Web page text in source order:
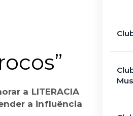
a LITERACIA
a influência